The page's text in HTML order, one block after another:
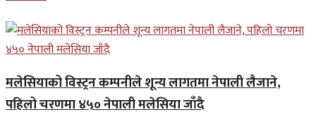
मलेसियाको विस्ट्रन कम्पनीले शून्य लागतमा नेपाली लैजाने,
पहिलो चरणमा ४५० नेपाली मलेसिया जाँदै